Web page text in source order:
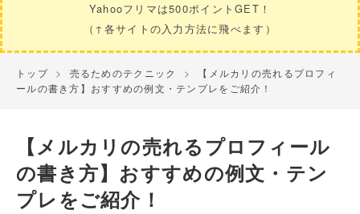
Yahooフリマは500ポイントGET！
（↑各サイトの入力方法に飛べます）
トップ > 売るためのテクニック >
【メルカリの売れるプロフィ
ールの書き方】おすすめの例文・テンプレをご紹介！
【メルカリの売れるプロフィール
の書き方】おすすめの例文・テン
プレをご紹介！